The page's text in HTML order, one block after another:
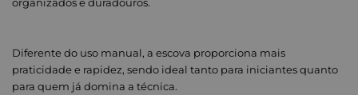
Diferente do uso manual, a escova proporciona mais
praticidade e rapidez, sendo ideal tanto para iniciantes quanto
para quem já domina a técnica.